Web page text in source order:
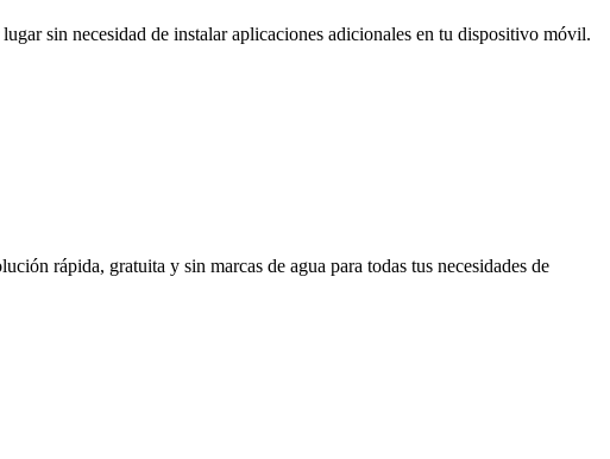
sin necesidad de instalar aplicaciones adicionales en tu dispositivo móvil.
rápida, gratuita y sin marcas de agua para todas tus necesidades de